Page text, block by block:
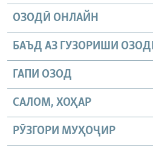
ОЗОДӢ ОНЛАЙН
БАЪД АЗ ГУЗОРИШИ
ГАПИ ОЗОД
САЛОМ, ХОҲАР
РӮЗГОРИ МУҲОҶИР